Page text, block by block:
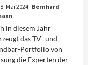
Mai 2024 Bernhard
in diesem Jahr
das TV- und
Portfolio von
die Experten der